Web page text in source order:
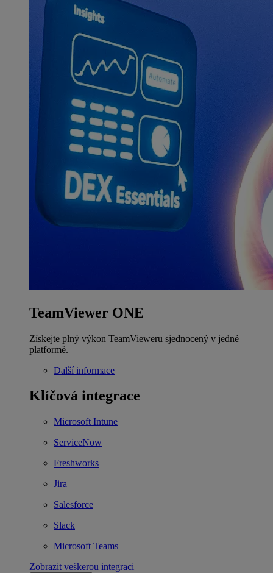
TeamViewer ONE
Získejte plný výkon TeamVieweru sjednocený v jedné
platformě.
Další informace
Klíčová integrace
Microsoft Intune
ServiceNow
Freshworks
Jira
Salesforce
Slack
Microsoft Teams
Zobrazit veškerou integraci